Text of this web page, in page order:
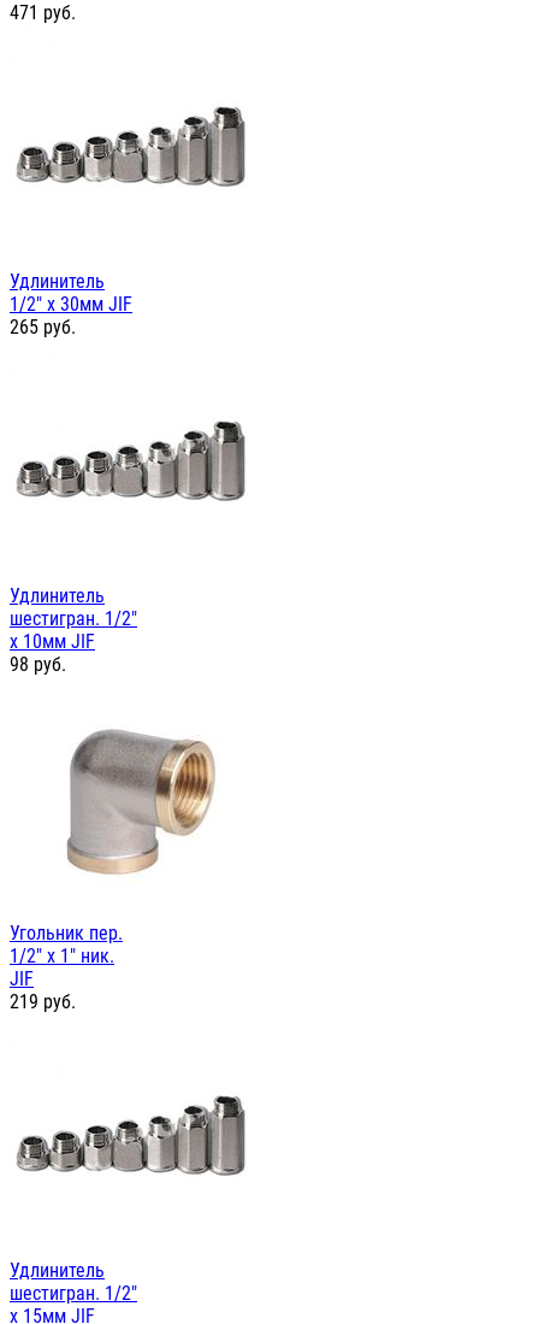
471 руб.
Удлинитель
1/2" х 30мм JIF
265 руб.
Удлинитель
шестигран. 1/2"
х 10мм JIF
98 руб.
Угольник пер.
1/2" х 1" ник.
JIF
219 руб.
Удлинитель
шестигран. 1/2"
х 15мм JIF